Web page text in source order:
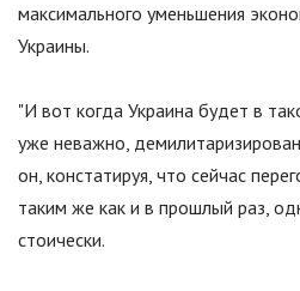
максимального уменьшения
Украины.
"И вот когда Украина будет в
уже неважно,
он, констатируя, что сейчас
таким же как и в прошлый раз,
стоически.